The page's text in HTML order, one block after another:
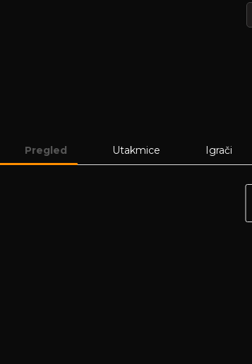
Pregled Utakmice Igrači